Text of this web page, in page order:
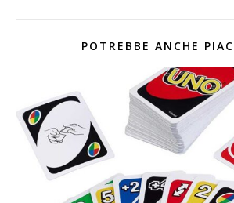
POTREBBE ANCHE